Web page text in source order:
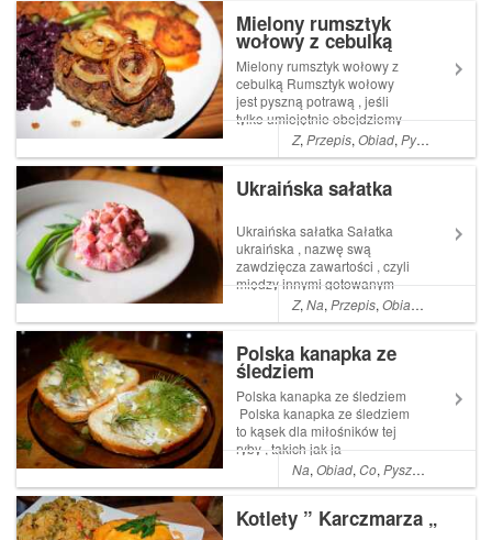
Mielony rumsztyk
wołowy z cebulką
Mielony rumsztyk wołowy z
cebulką Rumsztyk wołowy
jest pyszną potrawą , jeśli
tylko umiejętnie obejdziemy
się z mieloną wołowiną .
Chłopcy byli co do niego
moje podejście Read More ...
wołowy z cebulką...
Z,Przepis,Obiad,Pyszne
Ukraińska sałatka
Ukraińska sałatka Sałatka
ukraińska , nazwę swą
zawdzięcza zawartości , czyli
między innymi gotowanym
buraczkom
Z,Na,Przepis,Obiad ,
Polska kanapka ze
śledziem
Polska kanapka ze śledziem
Polska kanapka ze śledziem
to kąsek dla miłośników tej
ryby , takich jak ja
Na,Obiad,Co,Pyszne
Kotlety ” Karczmarza „